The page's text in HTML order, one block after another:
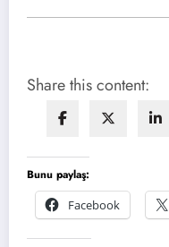
Share this content:
Bunu paylaş:
Facebook